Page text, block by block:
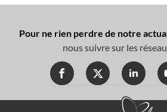
Pour ne rien perdre de notre
nous suivre sur les